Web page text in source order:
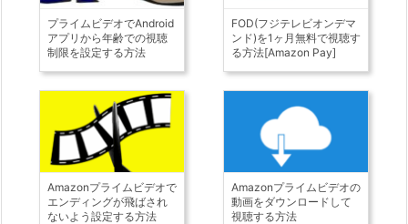
プライムビデオでAndroid
アプリから年齢での視聴
制限を設定する方法
FOD(フジテレビオンデマ
ンド)を1ヶ月無料で視聴す
る方法[Amazon Pay]
Amazonプライムビデオで
エンディングが飛ばされ
ないよう設定する方法
Amazonプライムビデオの
動画をダウンロードして
視聴する方法